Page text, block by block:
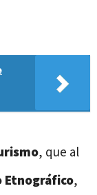
, que al
Etnográfico,